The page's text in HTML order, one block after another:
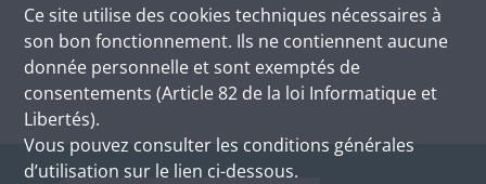
Ce site utilise des cookies techniques nécessaires à
son bon fonctionnement. Ils ne contiennent aucune
donnée personnelle et sont exemptés de
consentements (Article 82 de la loi Informatique et
Libertés).
Vous pouvez consulter les conditions générales
d’utilisation sur le lien ci-dessous.